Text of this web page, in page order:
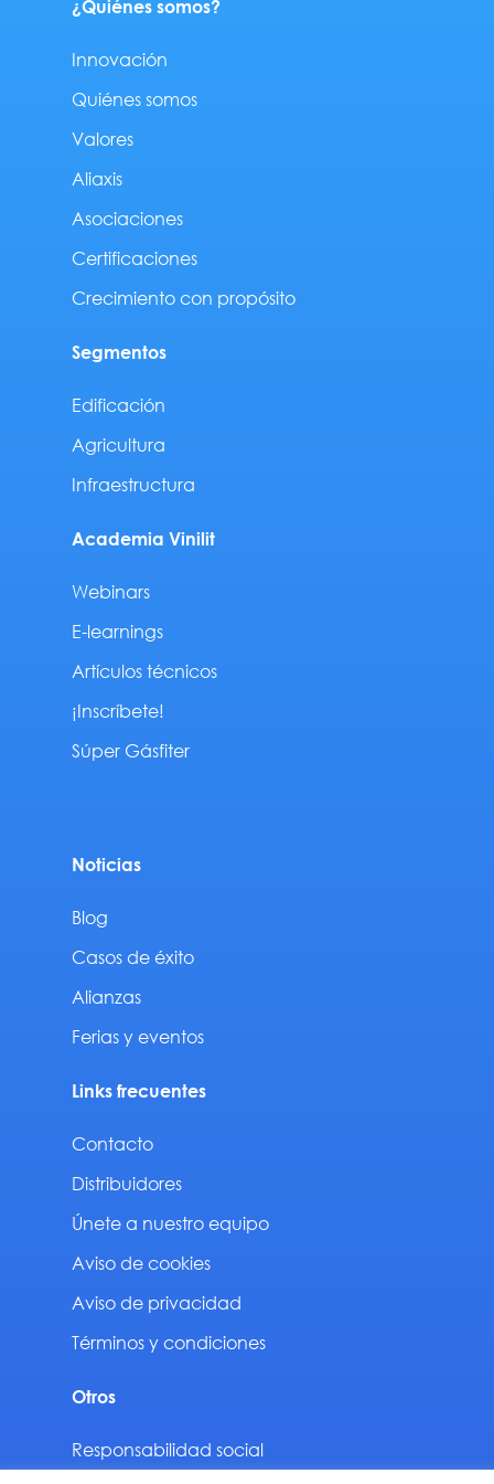
¿Quiénes somos?
Innovación
Quiénes somos
Valores
Aliaxis
Asociaciones
Certificaciones
Crecimiento con propósito
Segmentos
Edificación
Agricultura
Infraestructura
Academia Vinilit
Webinars
E-learnings
Artículos técnicos
¡Inscríbete!
Súper Gásfiter
Noticias
Blog
Casos de éxito
Alianzas
Ferias y eventos
Links frecuentes
Contacto
Distribuidores
Únete a nuestro equipo
Aviso de cookies
Aviso de privacidad
Términos y condiciones
Otros
Responsabilidad social